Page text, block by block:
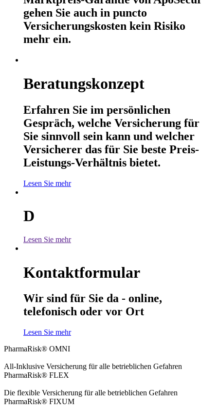
gehen Sie auch in puncto
Versicherungskosten kein Risiko
mehr ein.
Beratungskonzept
Erfahren Sie im persönlichen
Gespräch, welche Versicherung für
Sie sinnvoll sein kann und welcher
Versicherer das für Sie beste Preis-
Leistungs-Verhältnis bietet.
Lesen Sie mehr
D
Lesen Sie mehr
Kontaktformular
Wir sind für Sie da - online,
telefonisch oder vor Ort
Lesen Sie mehr
PharmaRisk® OMNI
All-Inklusive Versicherung für alle betrieblichen Gefahren
PharmaRisk® FLEX
Die flexible Versicherung für alle betrieblichen Gefahren
PharmaRisk® FIXUM